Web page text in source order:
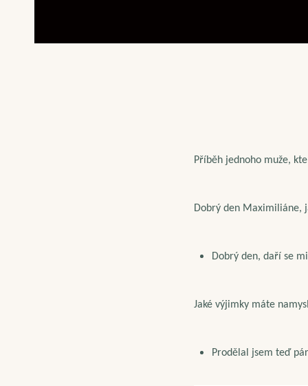
Příběh jednoho muže,
Dobrý den Maximiliáne,
Dobrý den, daří se
Jaké výjimky máte
Prodělal jsem teď